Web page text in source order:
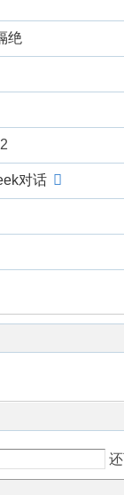
绝
对话